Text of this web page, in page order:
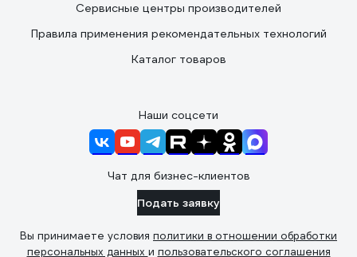
Сервисные центры производителей
Правила применения рекомендательных технологий
Каталог товаров
Наши соцсети
Чат для бизнес-клиентов
Подать заявку
Вы принимаете условия политики в отношении обработки
персональных данных и пользовательского соглашения